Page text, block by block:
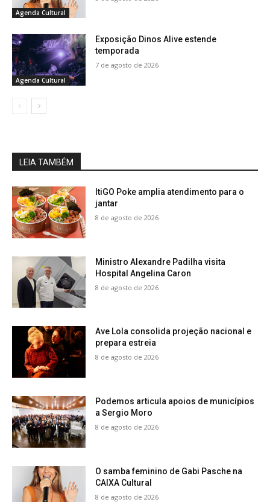
Agenda Cultural
Agenda Cultural
Exposição Dinos Alive estende
temporada
7 de agosto de 2026
LEIA TAMBÉM
ItiGO Poke amplia atendimento para o
jantar
8 de agosto de 2026
Ministro Alexandre Padilha visita
Hospital Angelina Caron
8 de agosto de 2026
Ave Lola consolida projeção nacional e
prepara estreia
8 de agosto de 2026
Podemos articula apoios de municípios
a Sergio Moro
8 de agosto de 2026
O samba feminino de Gabi Pasche na
CAIXA Cultural
8 de agosto de 2026